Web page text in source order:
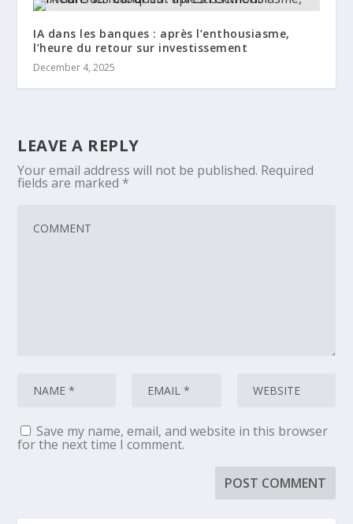
IA dans les banques : après l’enthousiasme,
l’heure du retour sur investissement
December 4, 2025
LEAVE A REPLY
Your email address will not be published. Required
fields are marked *
Save my name, email, and website in this browser
for the next time I comment.